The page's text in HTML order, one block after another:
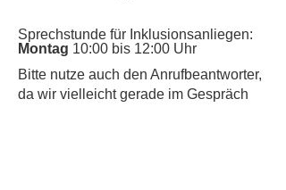
Sprechstunde für Inklusionsanliegen:
Montag 10:00 bis 12:00 Uhr
​Bitte nutze auch den Anrufbeantworter,
da wir vielleicht gerade im Gespräch